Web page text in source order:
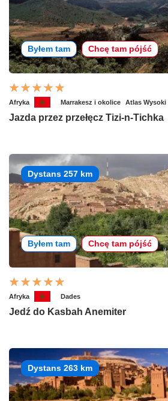
Byłem tam Chcę tam pójść
Afryka Marrakesz i okolice Atlas Wysoki
Jazda przez przełęcz Tizi-n-Tichka
Dystans 257 km
Byłem tam Chcę tam pójść
Afryka Dades
Jedź do Kasbah Anemiter
Dystans 263 km